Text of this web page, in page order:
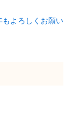
よろしくお願い